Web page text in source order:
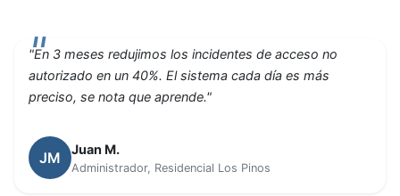
"En 3 meses redujimos los incidentes de acceso no
autorizado en un 40%. El sistema cada día es más
preciso, se nota que aprende."
JM Juan M.
Administrador, Residencial Los Pinos